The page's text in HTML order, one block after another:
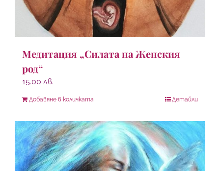
Медитация „Силата на Женския
род“
15.00 лв.
Добавяне в количката Детайли